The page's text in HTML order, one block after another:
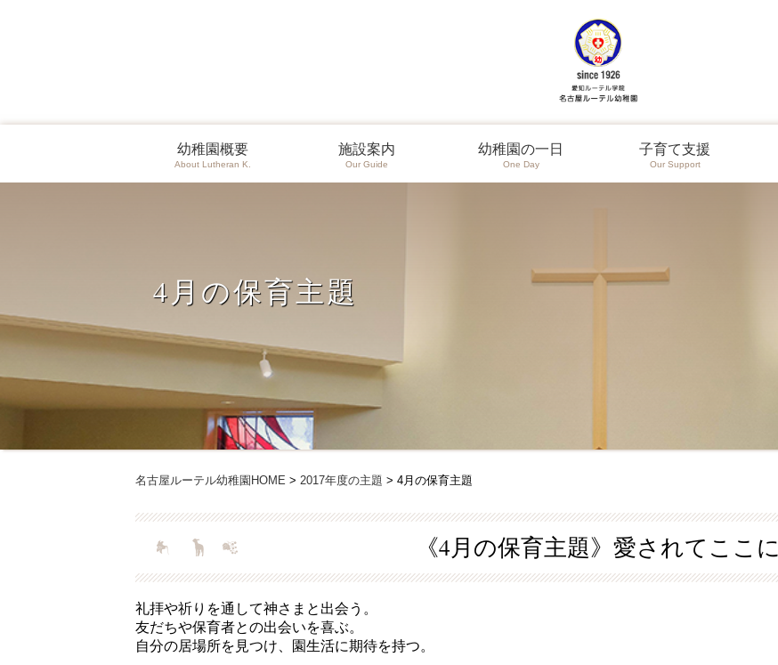
幼稚園概要
About Lutheran K.
施設案内
Our Guide
幼稚園の一日
One Day
子育て支援
Our Support
4月の保育主題
名古屋ルーテル幼稚園HOME > 2017年度の主題 > 4月の保育主題
《4月の保育主題》愛されてここに
礼拝や祈りを通して神さまと出会う。
友だちや保育者との出会いを喜ぶ。
自分の居場所を見つけ、園生活に期待を持つ。